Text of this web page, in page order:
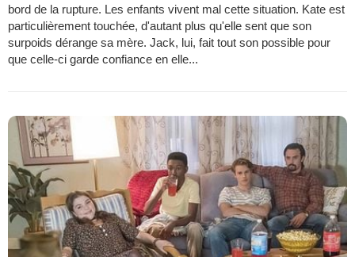
bord de la rupture. Les enfants vivent mal cette situation. Kate est
particulièrement touchée, d'autant plus qu'elle sent que son
surpoids dérange sa mère. Jack, lui, fait tout son possible pour
que celle-ci garde confiance en elle...